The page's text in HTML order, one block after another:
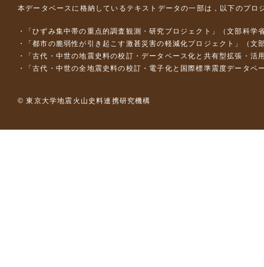
本データベースに格納しているテキストデータの一部は，以下のプロ
「ひずみ集中帯の重点的調査観測・研究プロジェクト」（文部科
「都市の脆弱性が引き起こす激甚災害の軽減化プロジェクト」（
「古代・中世の地震史料の校訂・データベース化と共有型拡張・
「古代・中世の全地震史料の校訂・電子化と国際標準震度データ
© 東京大学地震火山史料連携研究機構